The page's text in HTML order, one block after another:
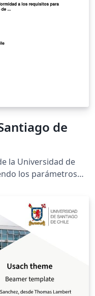
de
la Universidad de
los parámetros
para Tesis En
el detalle
sobre la estructura,
visitar